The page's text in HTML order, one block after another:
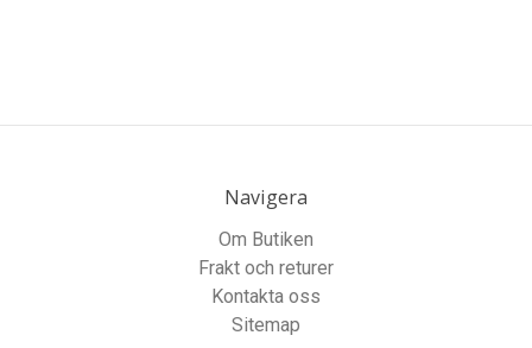
Navigera
Om Butiken
Frakt och returer
Kontakta oss
Sitemap